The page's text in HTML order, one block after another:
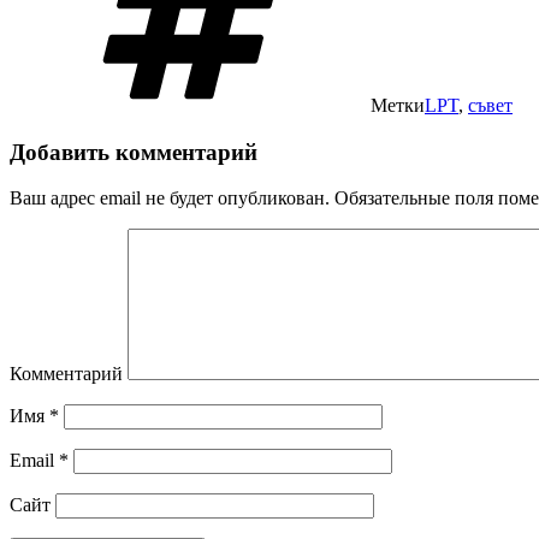
МеткиLPT, съвет
Добавить комментарий
Ваш адрес email не будет опубликован. Обязательные поля
Комментарий
Имя *
Email *
Сайт